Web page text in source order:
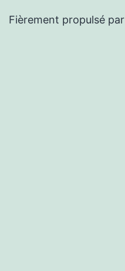
Fièrement propulsé par